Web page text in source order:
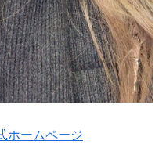
ホームページ